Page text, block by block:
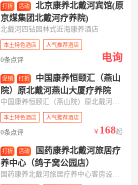
打折 活动
北京康养北戴河宾馆(原
京煤集团北戴河疗养院)
北戴河四钻园林式近海康养酒店
本土特色酒店 人气推荐酒店
0条点评 电询
促销 打折
中国康养恒颐汇（燕山
院）原北戴河燕山大厦疗养院
中国康养恒颐汇（燕山院）原北戴河燕山大厦疗养院是北戴河旅游度假区常年开放携程四钻集医疗康养娱乐餐饮会议于一体的综合性度假疗养机构
本土特色酒店 人气推荐酒店
0条点评 ￥ 168起
打折 活动
国药康养北戴河旅居疗
养中心（鸽子窝公园店）
国药康养北戴河旅居疗养中心客房设计时尚独特、温馨舒适。客房里配备了冰箱、液晶电视、无线宽带上网，让您倍感家的温馨与舒适，满足您的不同需求。